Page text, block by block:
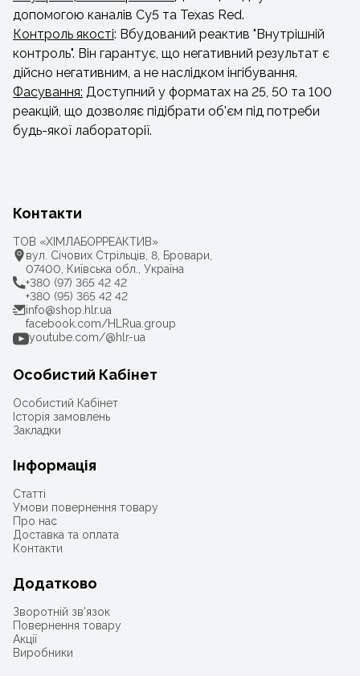
допомогою каналів Cy5 та Texas Red.
Контроль якості: Вбудований реактив "Внутрішній
контроль". Він гарантує, що негативний результат є
дійсно негативним, а не наслідком інгібування.
Фасування: Доступний у форматах на 25, 50 та 100
реакцій, що дозволяє підібрати об'єм під потреби
будь-якої лабораторії.
Контакти
ТОВ «ХІМЛАБОРРЕАКТИВ»
вул. Січових Стрільців, 8, Бровари,
07400, Київська обл., Україна
+380 (97) 365 42 42
+380 (95) 365 42 42
info@shop.hlr.ua
facebook.com/HLRua.group
youtube.com/@hlr-ua
Особистий Кабінет
Особистий Кабінет
Історія замовлень
Закладки
Інформація
Статті
Умови повернення товару
Про нас
Доставка та оплата
Контакти
Додатково
Зворотній зв'язок
Повернення товару
Акції
Виробники